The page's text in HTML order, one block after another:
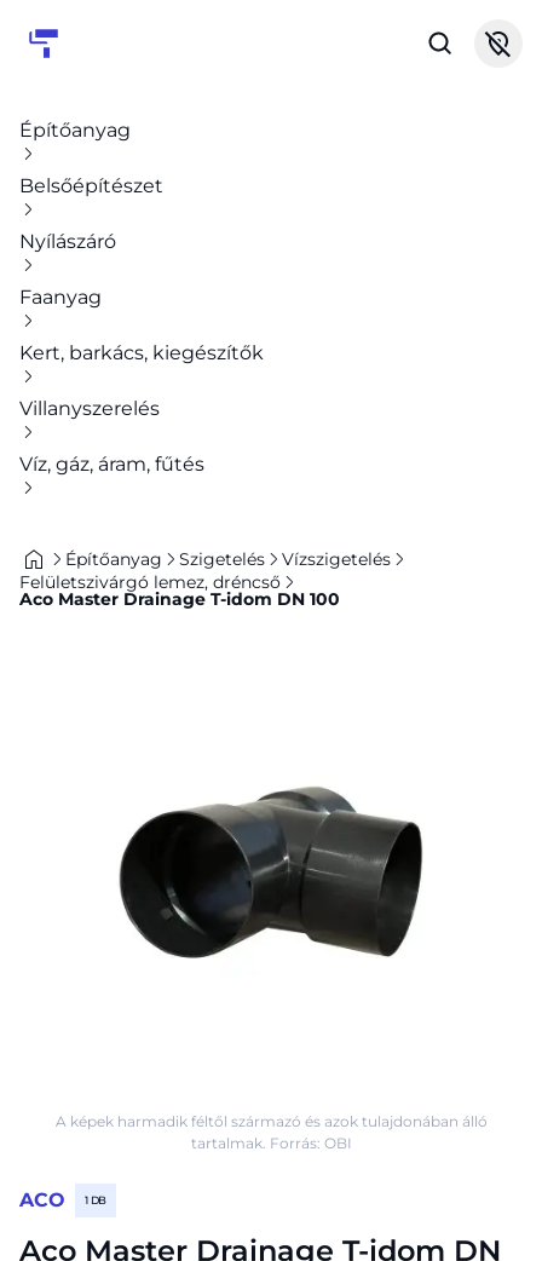
Építőanyag
Belsőépítészet
Nyílászáró
Faanyag
Kert, barkács, kiegészítők
Villanyszerelés
Víz, gáz, áram, fűtés
Építőanyag Szigetelés
Vízszigetelés
Felületszivárgó lemez, dréncső
Aco Master Drainage T-idom DN 100
ACO 1 DB
Aco Master Drainage T-idom DN
A képek harmadik féltől származó és azok tulajdonában álló
tartalmak. Forrás: OBI